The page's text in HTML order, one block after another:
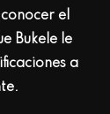
el
Bukele le
a